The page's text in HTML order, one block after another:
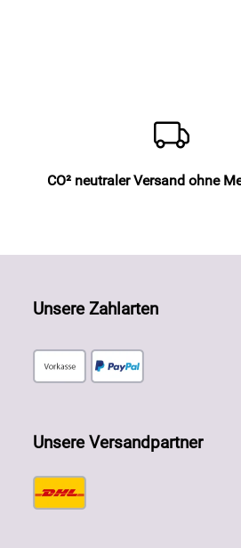
CO² neutraler Versand ohne
Unsere Zahlarten
Unsere Versandpartner